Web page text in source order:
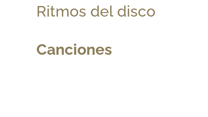
Ritmos del disco
Canciones